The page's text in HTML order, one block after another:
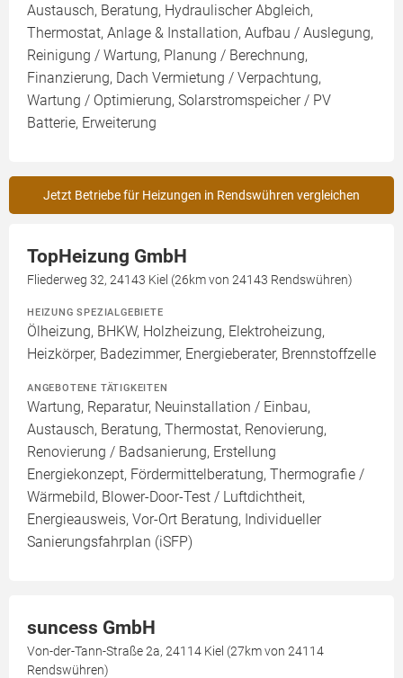
Austausch, Beratung, Hydraulischer Abgleich,
Thermostat, Anlage & Installation, Aufbau / Auslegung,
Reinigung / Wartung, Planung / Berechnung,
Finanzierung, Dach Vermietung / Verpachtung,
Wartung / Optimierung, Solarstromspeicher / PV
Batterie, Erweiterung
Jetzt Betriebe für Heizungen in Rendswühren vergleichen
TopHeizung GmbH
Fliederweg 32, 24143 Kiel (26km von 24143 Rendswühren)
HEIZUNG SPEZIALGEBIETE
Ölheizung, BHKW, Holzheizung, Elektroheizung,
Heizkörper, Badezimmer, Energieberater, Brennstoffzelle
ANGEBOTENE TÄTIGKEITEN
Wartung, Reparatur, Neuinstallation / Einbau,
Austausch, Beratung, Thermostat, Renovierung,
Renovierung / Badsanierung, Erstellung
Energiekonzept, Fördermittelberatung, Thermografie /
Wärmebild, Blower-Door-Test / Luftdichtheit,
Energieausweis, Vor-Ort Beratung, Individueller
Sanierungsfahrplan (iSFP)
suncess GmbH
Von-der-Tann-Straße 2a, 24114 Kiel (27km von 24114
Rendswühren)